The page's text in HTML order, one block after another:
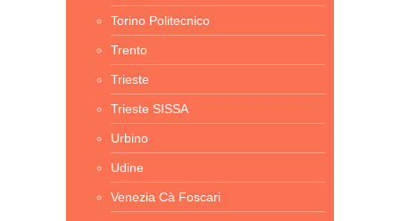
Torino Politecnico
Trento
Trieste
Trieste SISSA
Urbino
Udine
Venezia Cà Foscari